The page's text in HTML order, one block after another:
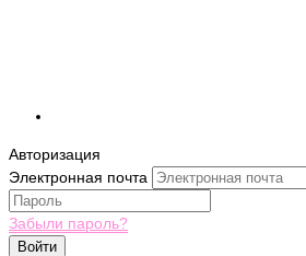
Авторизация
Электронная почта
Забыли пароль?
Войти